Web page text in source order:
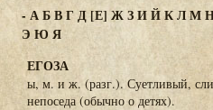
-АБВГД [Е] ЖЗИЙКЛМ
Э Ю Я
ЕГОЗА
ы, м. и ж. (разг.). Суетливый,
непоседа (обычно о детях).